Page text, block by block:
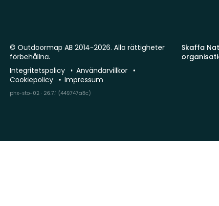
Skaffa
© Outdoormap AB 2014-2026. Alla rättigheter
förbehållna.
Integritetspolicy
Användarvillkor
Cookiepolicy
Impressum
phx-sto-02 · 26.7.1 (449747a8c)